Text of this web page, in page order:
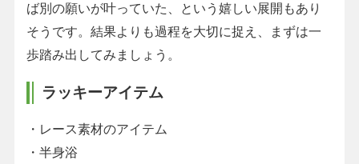
ば別の願いが叶っていた、という嬉しい展開もあり
そうです。結果よりも過程を大切に捉え、まずは一
歩踏み出してみましょう。
ラッキーアイテム
・レース素材のアイテム
・半身浴